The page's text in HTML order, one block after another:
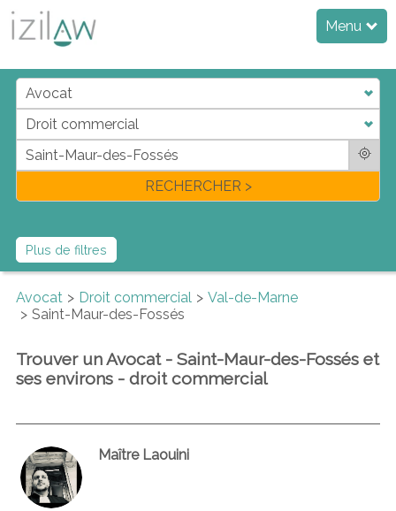
Menu
jdadi
fl
RECHERCHER >
Plus de filtres
Avocat Droit commercial
Val-de-Marne
Saint-Maur-des-Fossés
Trouver un Avocat - Saint-Maur-des-Fossés et
ses environs - droit commercial
Maître Laouini